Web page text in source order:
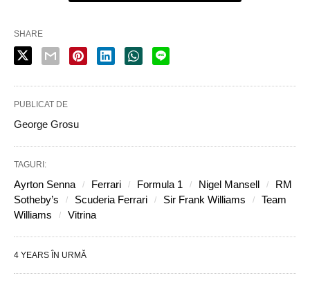
SHARE
PUBLICAT DE
George Grosu
TAGURI:
Ayrton Senna Ferrari Formula 1 Nigel Mansell
RM
Sotheby’s
Scuderia Ferrari Sir Frank Williams
Team
Williams
Vitrina
4 YEARS ÎN URMĂ